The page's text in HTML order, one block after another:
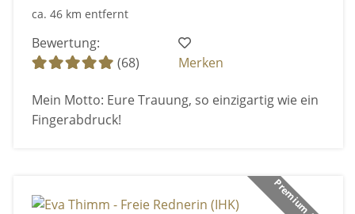
ca. 46 km entfernt
Bewertung:
(68)
Merken
Mein Motto: Eure Trauung, so einzigartig wie ein
Fingerabdruck!